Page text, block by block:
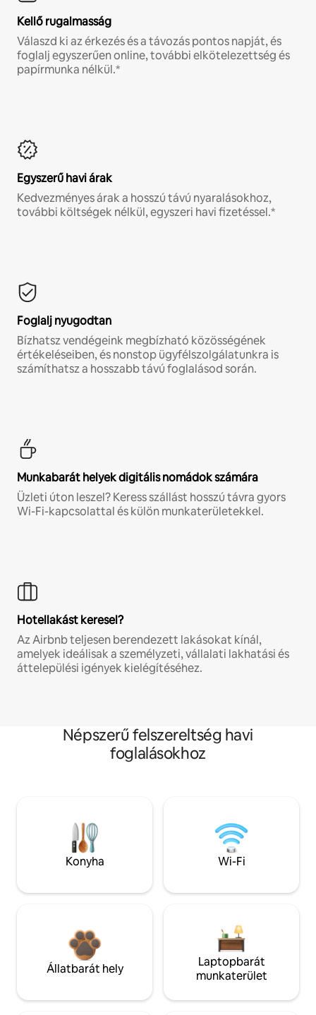
Kellő rugalmasság
Válaszd ki az érkezés és a távozás pontos napját, és
foglalj egyszerűen online, további elkötelezettség és
papírmunka nélkül.*
Egyszerű havi árak
Kedvezményes árak a hosszú távú nyaralásokhoz,
további költségek nélkül, egyszeri havi fizetéssel.*
Foglalj nyugodtan
Bízhatsz vendégeink megbízható közösségének
értékeléseiben, és nonstop ügyfélszolgálatunkra is
számíthatsz a hosszabb távú foglalásod során.
Munkabarát helyek digitális nomádok számára
Üzleti úton leszel? Keress szállást hosszú távra gyors
Wi-Fi-kapcsolattal és külön munkaterületekkel.
Hotellakást keresel?
Az Airbnb teljesen berendezett lakásokat kínál,
amelyek ideálisak a személyzeti, vállalati lakhatási és
áttelepülési igények kielégítéséhez.
Népszerű felszereltség havi
foglalásokhoz
Konyha Wi-Fi
Állatbarát hely
Laptopbarát
munkaterület